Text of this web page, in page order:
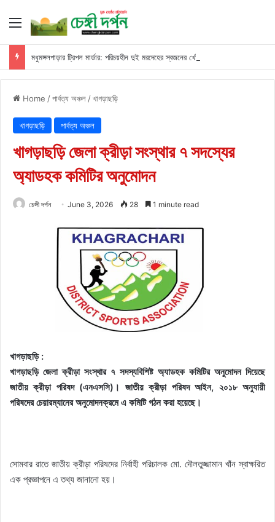
Menu
মধুমঙ্গলপাড়ার ট্রিপল মার্ডার: পরিচয়হীন দুই মরদেহের স্বজনের খোঁজ পুলিশের
Home /পার্বত্য অঞ্চল /খাগড়াছড়ি
খাগড়াছড়ি পার্বত্য অঞ্চল
খাগড়াছড়ি জেলা ক্রীড়া সংস্থার ৭ সদস্যের
অ্যাডহক কমিটির অনুমোদন
চেঙ্গী দর্পন June 3, 2026 28 1 minute read
খাগড়াছড়ি :
খাগড়াছড়ি জেলা ক্রীড়া সংস্থার ৭ সদস্যবিশিষ্ট অ্যাডহক কমিটির অনুমোদন দিয়েছে
জাতীয় ক্রীড়া পরিষদ (এনএসসি)। জাতীয় ক্রীড়া পরিষদ আইন, ২০১৮ অনুযায়ী
পরিষদের চেয়ারম্যানের অনুমোদনক্রমে এ কমিটি গঠন করা হয়েছে।
সোমবার রাতে জাতীয় ক্রীড়া পরিষদের নির্বাহী পরিচালক মো. দৌলতুজ্জামান খাঁন স্বাক্ষরিত
এক প্রজ্ঞাপনে এ তথ্য জানানো হয়।